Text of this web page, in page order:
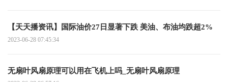
【天天播资讯】国际油价27日显著下跌 美油、布油均跌超2%
2023-06-28 07:45:34
无扇叶风扇原理可以用在飞机上吗_无扇叶风扇原理